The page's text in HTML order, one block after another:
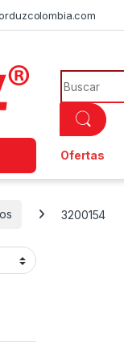
Search for:
Ofertas
3200154